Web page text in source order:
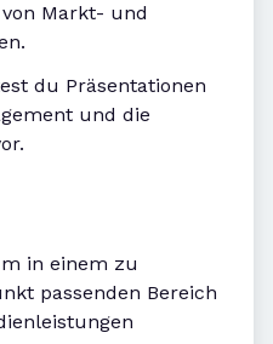
Markt- und
du Präsentationen
und die
in einem zu
passenden Bereich